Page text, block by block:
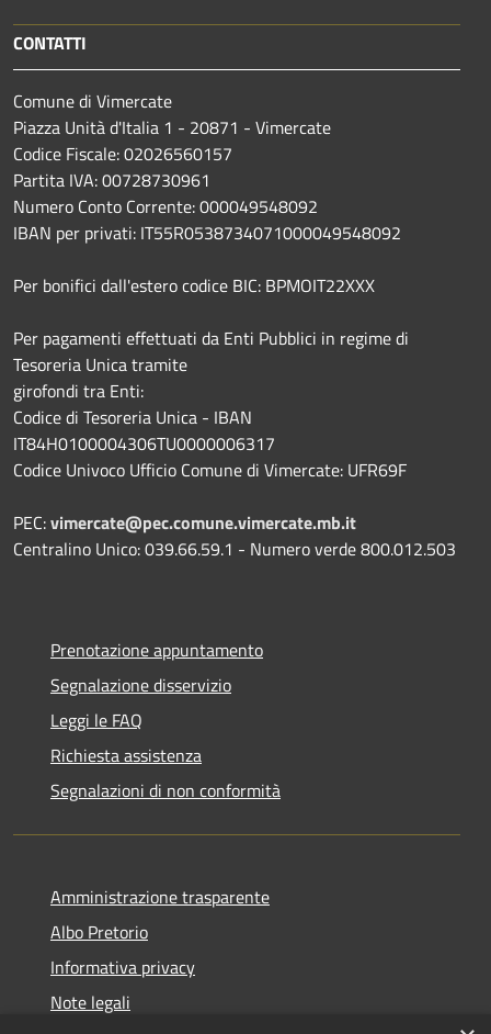
CONTATTI
Comune di Vimercate
Piazza Unità d'Italia 1 - 20871 - Vimercate
Codice Fiscale: 02026560157
Partita IVA: 00728730961
Numero Conto Corrente: 000049548092
IBAN per privati: IT55R0538734071000049548092
Per bonifici dall'estero codice BIC: BPMOIT22XXX
Per pagamenti effettuati da Enti Pubblici in regime di
Tesoreria Unica tramite
girofondi tra Enti:
Codice di Tesoreria Unica - IBAN
IT84H0100004306TU0000006317
Codice Univoco Ufficio Comune di Vimercate: UFR69F
PEC:vimercate@pec.comune.vimercate.mb.it
Centralino Unico: 039.66.59.1 - Numero verde 800.012.503
Prenotazione appuntamento
Segnalazione disservizio
Leggi le FAQ
Richiesta assistenza
Segnalazioni di non conformità
Amministrazione trasparente
Albo Pretorio
Informativa privacy
Note legali